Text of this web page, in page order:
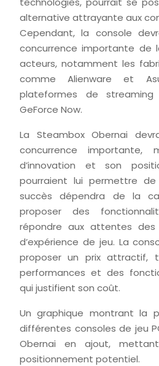
alternative attrayante aux
Cependant, la console
concurrence importante de
acteurs, notamment les
comme Alienware et
plateformes de
GeForce Now.
La Steambox Obernai
concurrence importante,
d’innovation et son
pourraient lui permettre de
succès dépendra de la
proposer des
répondre aux attentes
d’expérience de jeu. La
proposer un prix attractif,
performances et des
qui justifient son coût.
Un graphique montrant la
différentes consoles de jeu
Obernai en ajout,
positionnement potentiel.